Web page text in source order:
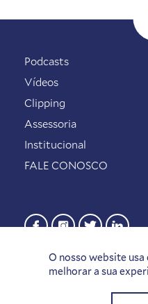
O nosso website
melhorar a sua
Podcasts
Vídeos
Clipping
Assessoria
Institucional
FALE CONOSCO